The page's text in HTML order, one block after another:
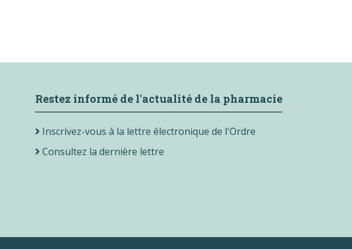
Restez informé de l'actualité de la pharmacie
Inscrivez-vous à la lettre électronique de l'Ordre
Consultez la dernière lettre